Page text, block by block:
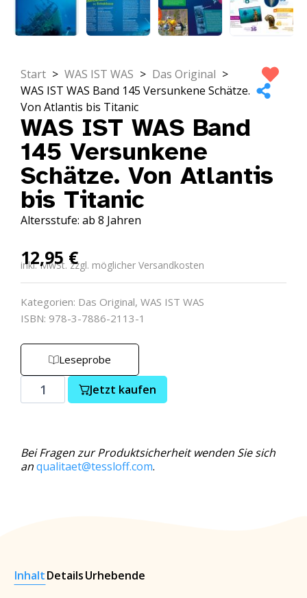
Start > WAS IST WAS > Das Original >
WAS IST WAS Band 145 Versunkene Schätze.
Von Atlantis bis Titanic
WAS IST WAS Band
145 Versunkene
Schätze. Von Atlantis
bis Titanic
Altersstufe: ab 8 Jahren
12,95 €
inkl. MwSt. zzgl. möglicher Versandkosten
Kategorien: Das Original, WAS IST WAS
ISBN: 978-3-7886-2113-1
Leseprobe
Jetzt kaufen
Bei Fragen zur Produktsicherheit wenden Sie sich
anqualitaet@tessloff.com.
InhaltDetailsUrhebende